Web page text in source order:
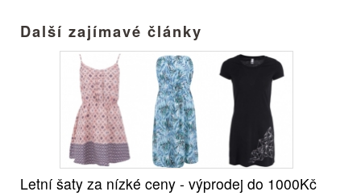
Další zajímavé články
Letní šaty za nízké ceny - výprodej do 1000Kč